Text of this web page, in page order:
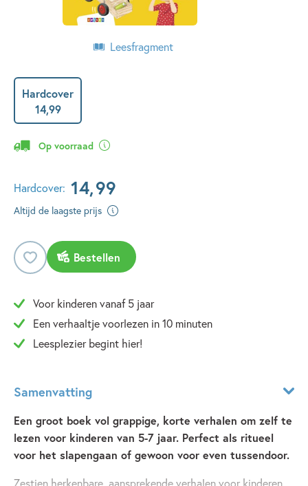
Leesfragment
Hardcover
14,99
Op voorraad
Hardcover: 14,99
Altijd de laagste prijs
Bestellen
Voor kinderen vanaf 5 jaar
Een verhaaltje voorlezen in 10 minuten
Leesplezier begint hier!
Samenvatting
Een groot boek vol grappige, korte verhalen om zelf te
lezen voor kinderen van 5-7 jaar. Perfect als ritueel
voor het slapengaan of gewoon voor even tussendoor.